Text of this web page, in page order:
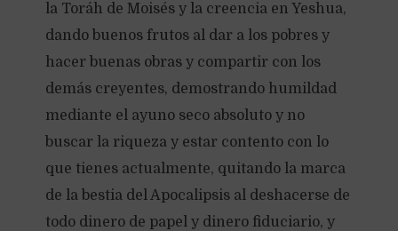
la Toráh de Moisés y la creencia en Yeshua,
dando buenos frutos al dar a los pobres y
hacer buenas obras y compartir con los
demás creyentes, demostrando humildad
mediante el ayuno seco absoluto y no
buscar la riqueza y estar contento con lo
que tienes actualmente, quitando la marca
de la bestia del Apocalipsis al deshacerse de
todo dinero de papel y dinero fiduciario, y